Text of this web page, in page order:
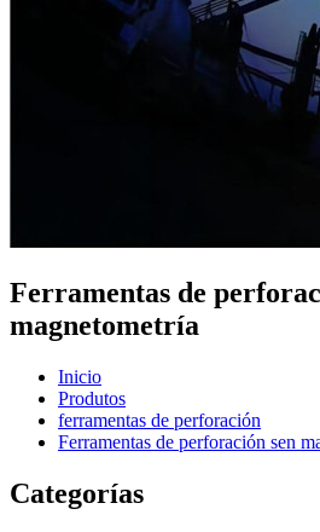
Ferramentas de
magnetometría
Inicio
Produtos
ferramentas de perforación
Ferramentas de perforación sen
Categorías